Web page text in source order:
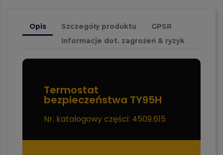
Opis Szczegóły produktu
GPSR
Informacje dot. zagrożeń & ryzyk
Termostat
bezpieczeństwa TY95H
Nr. katalogowy części: 4509.615